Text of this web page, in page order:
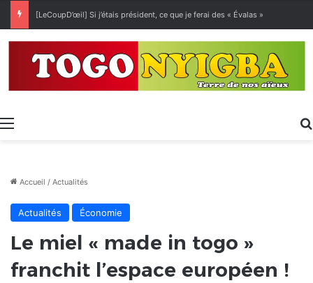
[LeCoupD’œil] Si j’étais président, ce que je ferai des « Évalas »
Menu
Accueil / Actualités
Actualités Économie
Le miel « made in togo »
franchit l’espace européen !